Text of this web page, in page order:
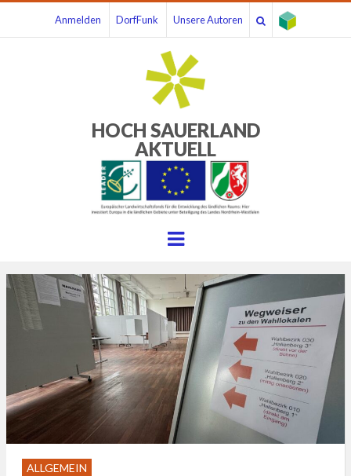
Anmelden DorfFunk Unsere Autoren
HOCH SAUERLAND
AKTUELL
Menu
ALLGEMEIN